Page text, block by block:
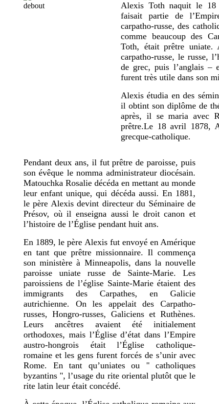
Alexis Toth naquit le 18
faisait partie de
carpatho-russe, des
comme beaucoup des
Toth, était prêtre uniate.
carpatho-russe, le russe,
de grec, puis l’anglais –
furent très utile dans son
Alexis étudia en des
il obtint son diplôme de
après, il se maria avec
prêtre.Le 18 avril 1878,
grecque-catholique.
Pendant deux ans, il fut prêtre de paroisse, puis
son évêque le nomma administrateur diocésain.
Matouchka Rosalie décéda en mettant au monde
leur enfant unique, qui décéda aussi. En 1881,
le père Alexis devint directeur du Séminaire de
Présov, où il enseigna aussi le droit canon et
l’histoire de l’Église pendant huit ans.
En 1889, le père Alexis fut envoyé en Amérique
en tant que prêtre missionnaire. Il commença
son ministère à Minneapolis, dans la nouvelle
paroisse uniate russe de Sainte-Marie. Les
paroissiens de l’église Sainte-Marie étaient des
immigrants des Carpathes, en Galicie
autrichienne. On les appelait des Carpatho-
russes, Hongro-russes, Galiciens et Ruthènes.
Leurs ancêtres avaient été initialement
orthodoxes, mais l’Église d’état dans l’Empire
austro-hongrois était l’Église catholique-
romaine et les gens furent forcés de s’unir avec
Rome. En tant qu’uniates ou " catholiques
byzantins ", l’usage du rite oriental plutôt que le
rite latin leur était concédé.